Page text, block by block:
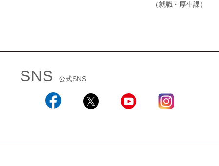
（就職・厚生課）
SNS 公式SNS